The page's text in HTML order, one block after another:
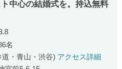
中心の結婚式を。持込無料
コミ評価
名
・青山・渋谷) アクセス詳細